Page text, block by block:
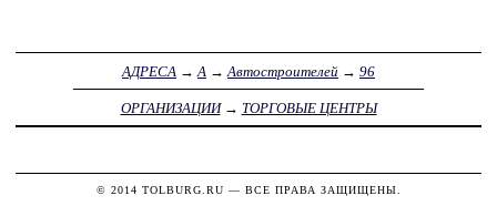
АДРЕСА → А → Автостроителей → 96
ОРГАНИЗАЦИИ→ ТОРГОВЫЕ ЦЕНТРЫ
© 2014 TOLBURG.RU — ВСЕ ПРАВА ЗАЩИЩЕНЫ.